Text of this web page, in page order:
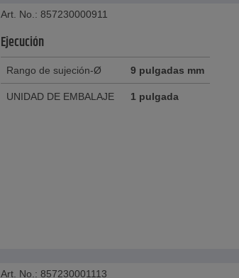
Art. No.: 857230000911
Ejecución
Rango de sujeción-Ø 9 pulgadas mm
UNIDAD DE EMBALAJE 1 pulgada
Art. No.: 857230001113